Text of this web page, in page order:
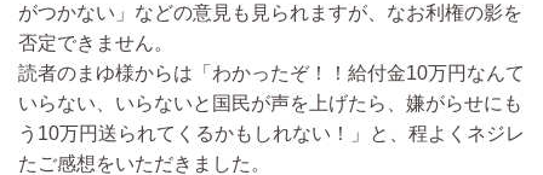
がつかない」などの意見も見られますが、なお利権の影を
否定できません。
読者のまゆ様からは「わかったぞ！！給付金10万円なんて
いらない、いらないと国民が声を上げたら、嫌がらせにも
う10万円送られてくるかもしれない！」と、程よくネジレ
たご感想をいただきました。